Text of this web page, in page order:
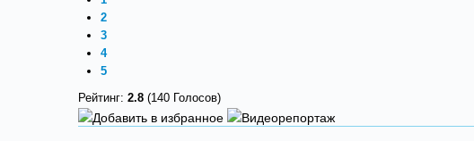
2
3
4
5
Рейтинг: 2.8 (140 Голосов)